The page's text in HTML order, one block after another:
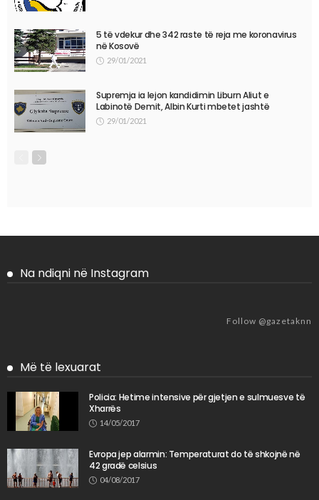
5 të vdekur dhe 342 raste të reja me koronavirus
në Kosovë
29/01/2021
Supremja ia lejon kandidimin Liburn Aliut e
Labinotë Demit, Albin Kurti mbetet jashtë
29/01/2021
Na ndiqni në Instagram
Follow @gazetaknn
Më të lexuarat
Policia: Hetime intensive për gjetjen e sulmuesve të
Xharrës
14/05/2017
Evropa jep alarmin: Temperaturat do të shkojnë në
42 gradë celsius
04/08/2017